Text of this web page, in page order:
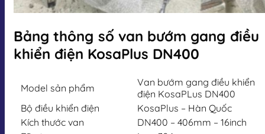
Bảng thông số van bướm gang điều
khiển điện KosaPlus DN400
Model sản phẩm
Van bướm gang điều khiển
điện KosaPLus DN400
Bộ điều khiển điện
KosaPlus – Hàn Quốc
Kích thước van
DN400 – 406mm – 16inch